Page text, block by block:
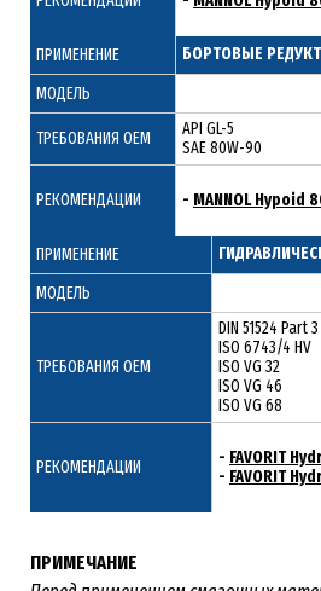
ПРИМЕНЕНИЕ
БОРТОВЫЕ
МОДЕЛЬ
ТРЕБОВАНИЯ ОЕМ
API GL-5
SAE 80W-90
РЕКОМЕНДАЦИИ - MANNOL Hypoid
ПРИМЕНЕНИЕ
МОДЕЛЬ
ТРЕБОВАНИЯ ОЕМ
DIN 51524 Part 3
ISO 6743/4 HV
ISO VG 32
ISO VG 46
ISO VG 68
РЕКОМЕНДАЦИИ - FAVORIT
- FAVORIT
ПРИМЕЧАНИЕ